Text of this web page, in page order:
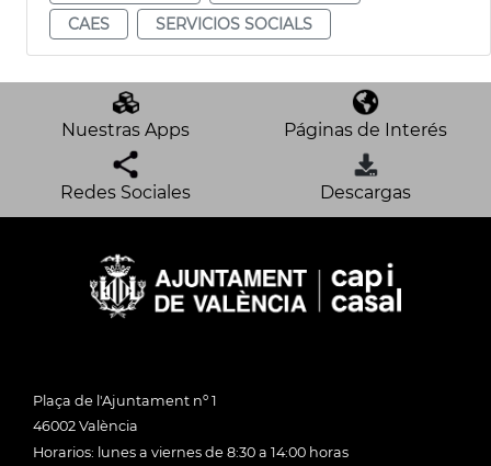
CAES
SERVICIOS SOCIALS
Nuestras Apps Páginas de Interés
Redes Sociales Descargas
Plaça de l'Ajuntament nº 1
46002 València
Horarios: lunes a viernes de 8:30 a 14:00 horas